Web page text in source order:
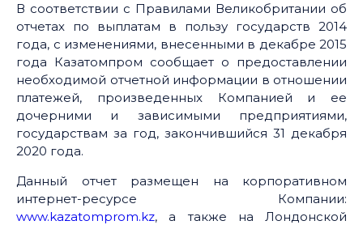
В соответствии с Правилами Великобритании об
отчетах по выплатам в пользу государств 2014
года, с изменениями, внесенными в декабре 2015
года Казатомпром сообщает о предоставлении
необходимой отчетной информации в отношении
платежей, произведенных Компанией и ее
дочерними и зависимыми предприятиями,
государствам за год, закончившийся 31 декабря
2020 года.
Данный отчет размещен на корпоративном
интернет-ресурсе Компании:
www.kazatomprom.kz, а также на Лондонской